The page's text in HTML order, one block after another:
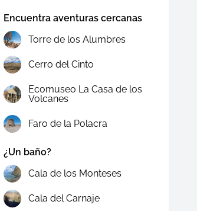
Encuentra aventuras cercanas
Torre de los Alumbres
Cerro del Cinto
Ecomuseo La Casa de los
Volcanes
Faro de la Polacra
¿Un baño?
Cala de los Monteses
Cala del Carnaje